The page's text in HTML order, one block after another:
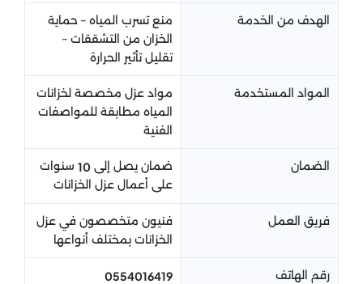
الهدف من الخدمة
منع تسرب المياه – حماية
الخزان من التشققات –
تقليل تأثير الحرارة
المواد المستخدمة
مواد عزل مخصصة لخزانات
المياه مطابقة للمواصفات
الفنية
الضمان ضمان يصل إلى10 سنوات
على أعمال عزل الخزانات
فريق العمل
فنيون متخصصون في عزل
الخزانات بمختلف أنواعها
رقم الهاتف 0554016419